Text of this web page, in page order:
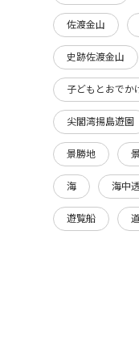
佐渡金山
史跡佐渡金山
子どもとおでか
尖閣湾揚島遊園
景勝地
海 海中
遊覧船